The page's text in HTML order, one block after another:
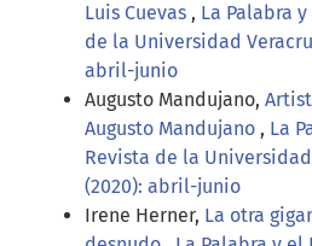
Luis Cuevas , La Palabra
de la Universidad
abril-junio
Augusto Mandujano,
Augusto Mandujano , La
Revista de la
(2020): abril-junio
Irene Herner, La otra